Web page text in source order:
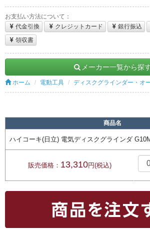
お支払い方法について：
代金引換
クレジットカード 銀行振込
領収書
メーカー一覧から探
ホーム 電動工具 ディスクグラインダー・オ
商品名
ハイコーキ(日立) 電気ディスクグラインダ
販売価格： 13,310円(税込)